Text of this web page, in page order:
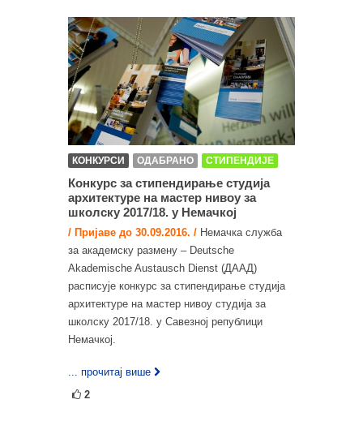
КОНКУРСИ ОДАБРАНО СТИПЕНДИЈЕ
Конкурс за стипендирање студија
архитектуре на мастер нивоу за
школску 2017/18. у Немачкој
/ Пријаве до 30.09.2016. / Немачка служба
за академску размену – Deutsche
Akademische Austausch Dienst (ДААД)
расписује конкурс за стипендирање студија
архитектуре на мастер нивоу студија за
школску 2017/18. у Савезној републици
Немачкој.
... прочитај више
2